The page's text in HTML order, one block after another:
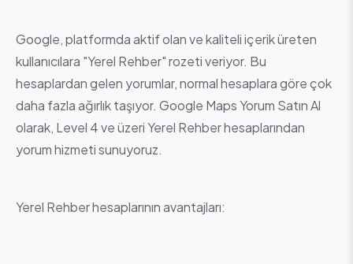
Google, platformda aktif olan ve kaliteli içerik üreten
kullanıcılara "Yerel Rehber" rozeti veriyor. Bu
hesaplardan gelen yorumlar, normal hesaplara göre çok
daha fazla ağırlık taşıyor. Google Maps Yorum Satın Al
olarak, Level 4 ve üzeri Yerel Rehber hesaplarından
yorum hizmeti sunuyoruz.
Yerel Rehber hesaplarının avantajları: